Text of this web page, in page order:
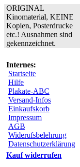
ORIGINAL
Kinomaterial, KEINE
Kopien, Posterdrucke
etc.! Ausnahmen sind
gekennzeichnet.
Internes:
Startseite
Hilfe
Plakate-ABC
Versand-Infos
Einkaufskorb
Impressum
AGB
Widerufsbelehrung
Datenschutzerklärung
Kauf widerrufen